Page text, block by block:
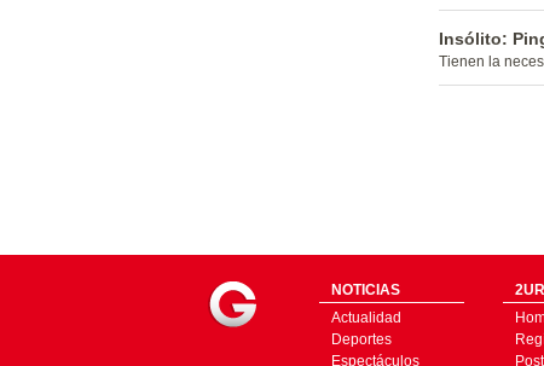
Insólito:
Tienen la
NOTICIAS
Actualidad
Deportes
Espectáculos